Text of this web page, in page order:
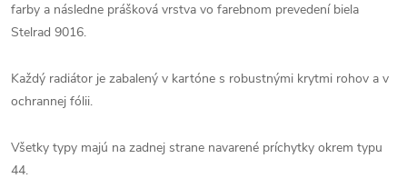
farby a následne prášková vrstva vo farebnom prevedení biela
Stelrad 9016.
Každý radiátor je zabalený v kartóne s robustnými krytmi rohov a v
ochrannej fólii.
Všetky typy majú na zadnej strane navarené príchytky okrem typu
44.